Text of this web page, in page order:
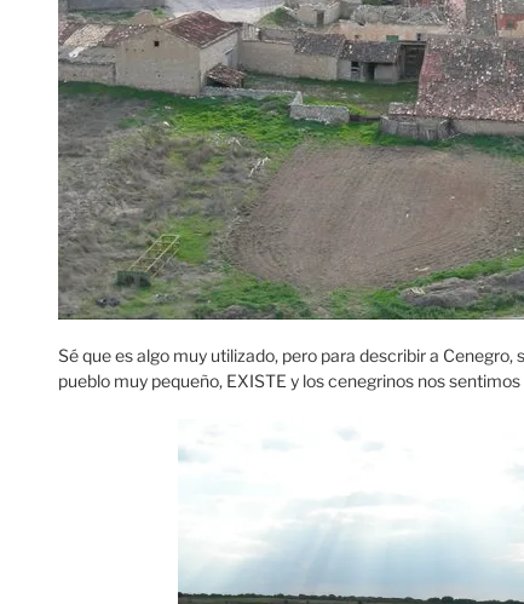
Sé que es algo muy utilizado, pero para describir a Cenegro,
pueblo muy pequeño, EXISTE y los cenegrinos nos